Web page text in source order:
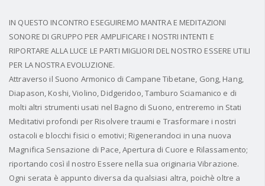
IN QUESTO INCONTRO ESEGUIREMO MANTRA E MEDITAZIONI
SONORE DI GRUPPO PER AMPLIFICARE I NOSTRI INTENTI E
RIPORTARE ALLA LUCE LE PARTI MIGLIORI DEL NOSTRO ESSERE UTILI
PER LA NOSTRA EVOLUZIONE.
Attraverso il Suono Armonico di Campane Tibetane, Gong, Hang,
Diapason, Koshi, Violino, Didgeridoo, Tamburo Sciamanico e di
molti altri strumenti usati nel Bagno di Suono, entreremo in Stati
Meditativi profondi per Risolvere traumi e Trasformare i nostri
ostacoli e blocchi fisici o emotivi; Rigenerandoci in una nuova
Magnifica Sensazione di Pace, Apertura di Cuore e Rilassamento;
riportando così il nostro Essere nella sua originaria Vibrazione.
Ogni serata è appunto diversa da qualsiasi altra, poichè oltre a